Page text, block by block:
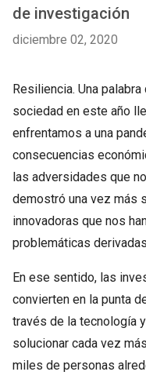
de investigación
diciembre 02, 2020
Resiliencia. Una
sociedad en este año
enfrentamos a una
consecuencias
las adversidades que
demostró una vez más
innovadoras que nos
problemáticas
En ese sentido, las
convierten en la punta
través de la tecnología
solucionar cada vez
miles de personas